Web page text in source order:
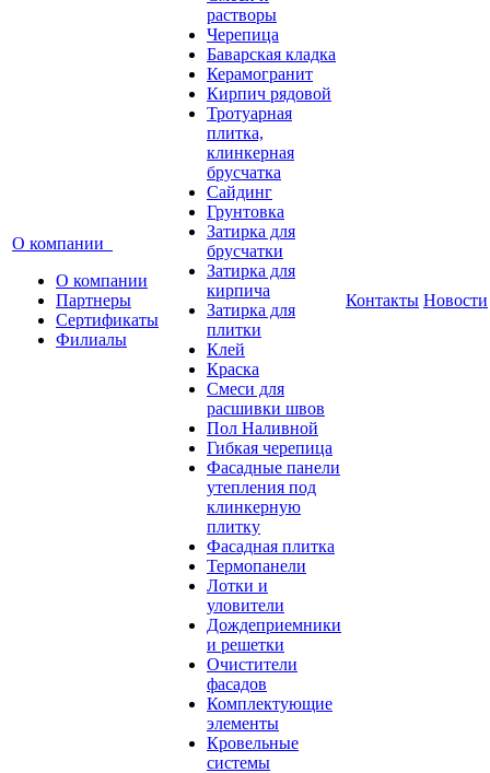
О компании
О компании
Партнеры
Сертификаты
Филиалы
растворы
Черепица
Баварская кладка
Керамогранит
Кирпич рядовой
Тротуарная
плитка,
клинкерная
брусчатка
Сайдинг
Грунтовка
Затирка для
брусчатки
Затирка для
кирпича
Затирка для
плитки
Клей
Краска
Смеси для
расшивки швов
Пол Наливной
Гибкая черепица
Фасадные панели
утепления под
клинкерную
плитку
Фасадная плитка
Термопанели
Лотки и
уловители
Дождеприемники
и решетки
Очистители
фасадов
Комплектующие
элементы
Кровельные
системы
Контакты Новости